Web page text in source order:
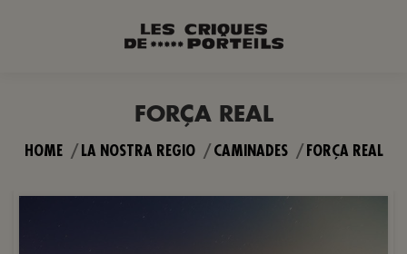
FORÇA REAL
You are here:
HOME LA NOSTRA REGIO CAMINADES FORÇA REAL